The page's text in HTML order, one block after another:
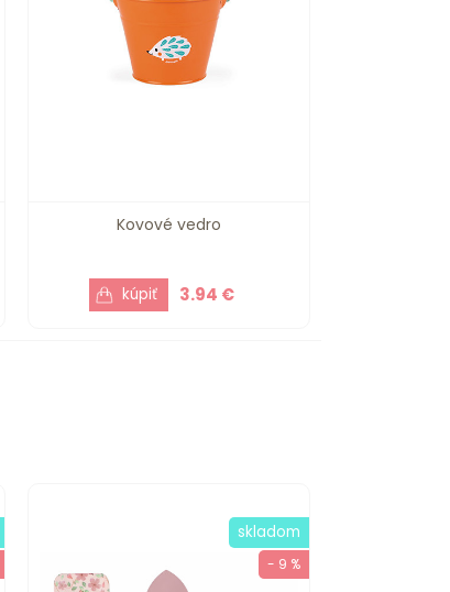
Kovové vedro
3.94 €
skladom
- 9 %